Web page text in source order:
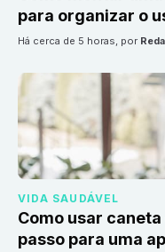
para organizar o
há cerca de 5 horas, por
VIDA SAUDÁVEL
Como usar
passo para uma